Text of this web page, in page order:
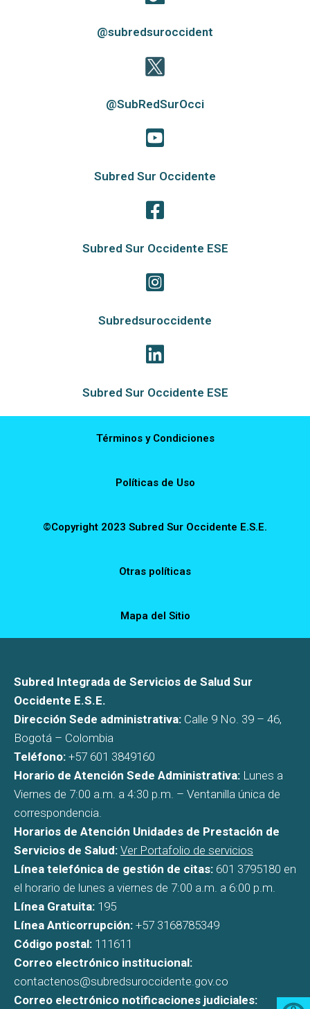
@subredsuroccident
@SubRedSurOcci
Subred Sur Occidente
Subred Sur Occidente ESE
Subredsuroccidente
Subred Sur Occidente ESE
Términos y Condiciones
Políticas de Uso
©Copyright 2023 Subred Sur Occidente E.S.E.
Otras políticas
Mapa del Sitio
Subred Integrada de Servicios de Salud Sur
Occidente E.S.E.
Dirección Sede administrativa: Calle 9 No. 39 – 46,
Bogotá – Colombia
Teléfono: +57 601 3849160
Horario de Atención Sede Administrativa: Lunes a
Viernes de 7:00 a.m. a 4:30 p.m. – Ventanilla única de
correspondencia.
Horarios de Atención Unidades de Prestación de
Servicios de Salud: Ver Portafolio de servicios
Línea telefónica de gestión de citas: 601 3795180 en
el horario de lunes a viernes de 7:00 a.m. a 6:00 p.m.
Línea Gratuita: 195
Línea Anticorrupción: +57 3168785349
Código postal: 111611
Correo electrónico institucional:
contactenos@subredsuroccidente.gov.co
Correo electrónico notificaciones judiciales: